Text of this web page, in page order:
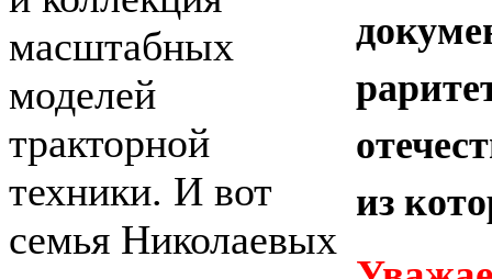
масштабных
моделей
тракторной
техники. И вот
семья Николаевых
из